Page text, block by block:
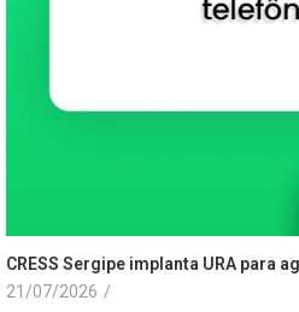
CRESS Sergipe implanta URA para
21/07/2026 /